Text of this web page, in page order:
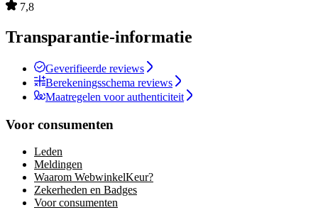
7,8
Transparantie-informatie
Geverifieerde reviews
Berekeningsschema reviews
Maatregelen voor authenticiteit
Voor consumenten
Leden
Meldingen
Waarom WebwinkelKeur?
Zekerheden en Badges
Voor consumenten